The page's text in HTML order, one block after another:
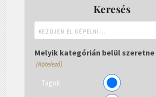
Keresés
el
gépelni...
Melyik kategórián belül szeretne
(Kötelező)
Tagok